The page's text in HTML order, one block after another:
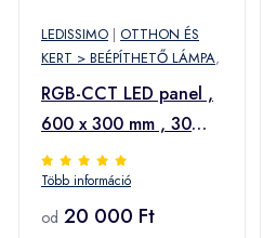
LEDISSIMO | OTTHON ÉS
KERT > BEÉPÍTHETŐ LÁMPA,
RGB-CCT LED panel ,
600 x 300 mm , 30
Watt , 24V DC , SOLO
Több információ
od 20 000 Ft